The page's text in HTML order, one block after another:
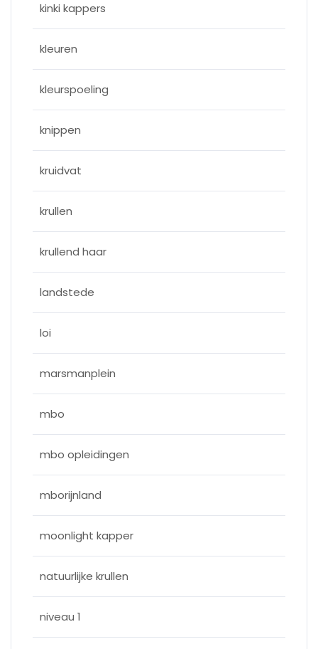
kinki kappers
kleuren
kleurspoeling
knippen
kruidvat
krullen
krullend haar
landstede
loi
marsmanplein
mbo
mbo opleidingen
mborijnland
moonlight kapper
natuurlijke krullen
niveau 1